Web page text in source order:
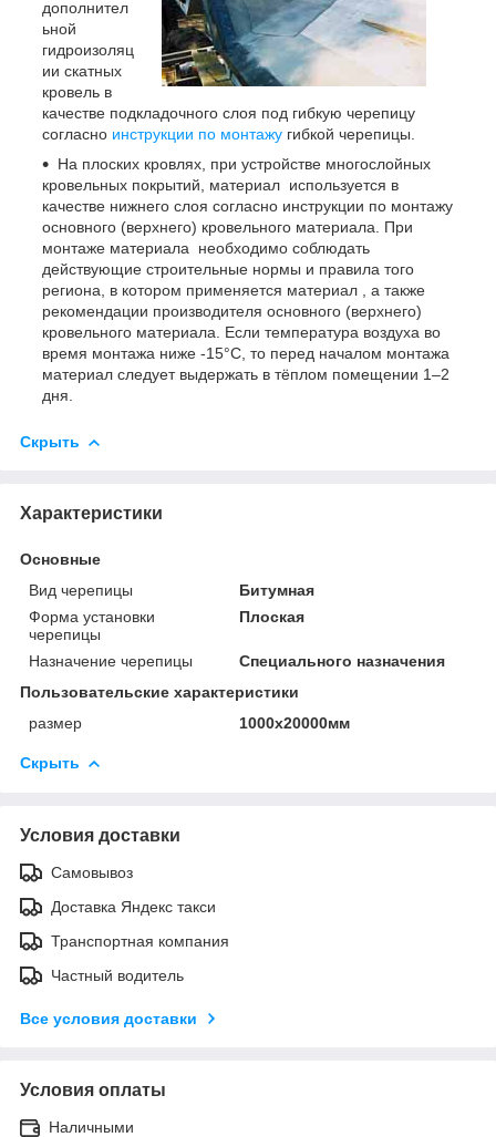
дополнител
ьной
гидроизоляц
ии скатных
кровель в
качестве подкладочного слоя под гибкую черепицу
согласно инструкции по монтажу гибкой черепицы.
На плоских кровлях, при устройстве многослойных
кровельных покрытий, материал используется в
качестве нижнего слоя согласно инструкции по монтажу
основного (верхнего) кровельного материала. При
монтаже материала необходимо соблюдать
действующие строительные нормы и правила того
региона, в котором применяется материал , а также
рекомендации производителя основного (верхнего)
кровельного материала. Если температура воздуха во
время монтажа ниже -15°С, то перед началом монтажа
материал следует выдержать в тёплом помещении 1–2
дня.
Скрыть
Характеристики
Основные
Вид черепицы
Битумная
Форма установки
черепицы
Плоская
Назначение черепицы
Специального назначения
Пользовательские характеристики
размер
1000х20000мм
Скрыть
Условия доставки
Самовывоз
Доставка Яндекс такси
Транспортная компания
Частный водитель
Все условия доставки
Условия оплаты
Наличными